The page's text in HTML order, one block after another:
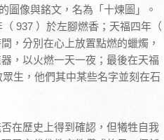
圖像與銘文，名為「十煉圖」。
937 ）於左腳燃香；天福四年（
，分別在心上放置點燃的蠟燭，
，以火燃一天一夜；最後在天福
生，他們其中某些名字並刻在石
在歷史上得到確認，但犧牲自我